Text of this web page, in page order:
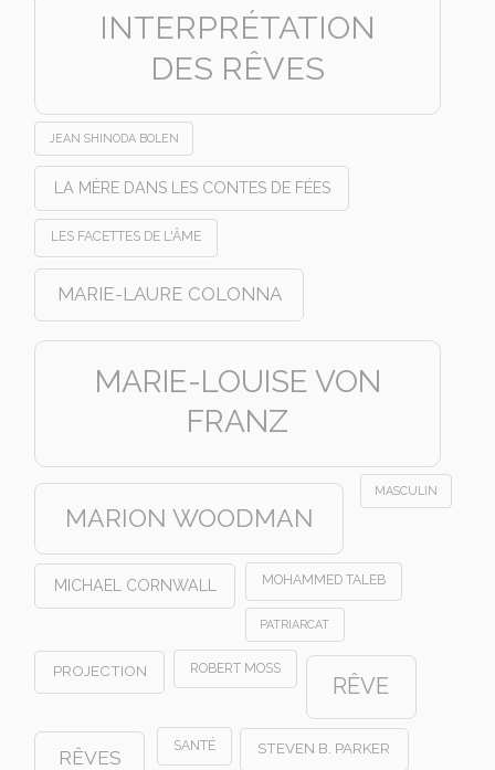
INTERPRÉTATION
DES RÊVES
JEAN SHINODA BOLEN
LA MÈRE DANS LES CONTES DE FÉES
LES FACETTES DE L'ÂME
MARIE-LAURE COLONNA
MARIE-LOUISE VON
FRANZ
MARION WOODMAN
MASCULIN
MICHAEL CORNWALL MOHAMMED TALEB
PATRIARCAT
PROJECTION ROBERT MOSS
RÊVE
RÊVES
SANTÉ STEVEN B. PARKER